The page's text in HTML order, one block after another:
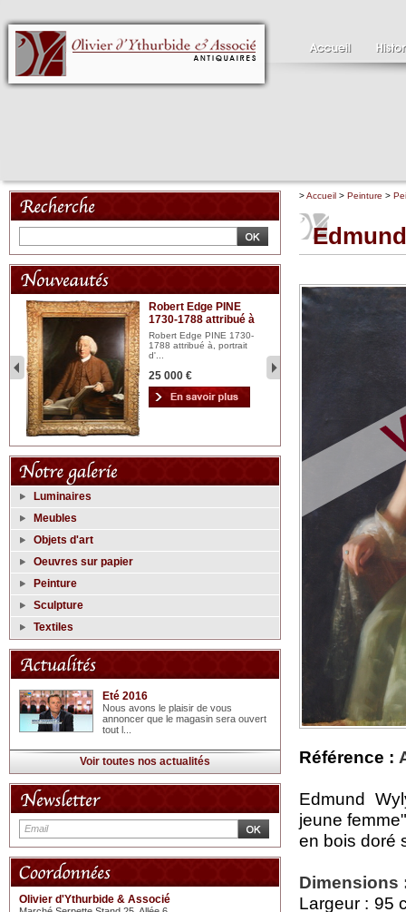
Robert Edge PINE
1730-1788 attribué à
Robert Edge PINE 1730-
1788 attribué à, portrait
d'...
25 000 €
Luminaires
Meubles
Objets d'art
Oeuvres sur papier
Peinture
Sculpture
Textiles
Eté 2016
Nous avons le plaisir de vous
annoncer que le magasin sera ouvert
tout l...
Voir toutes nos actualités
Olivier d'Ythurbide & Associé
>Accueil > Peinture >
Référence :
Edmund
jeune
en bois doré
Dimensions
Largeur : 95